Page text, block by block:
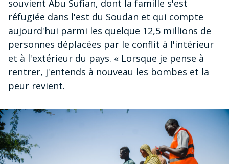
souvient Abu Sufian, dont la famille s'est
réfugiée dans l'est du Soudan et qui compte
aujourd'hui parmi les quelque 12,5 millions de
personnes déplacées par le conflit à l'intérieur
et à l'extérieur du pays. « Lorsque je pense à
rentrer, j'entends à nouveau les bombes et la
peur revient.